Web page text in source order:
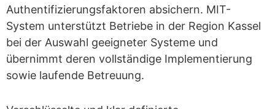
Authentifizierungsfaktoren absichern. MIT-
System unterstützt Betriebe in der Region Kassel
bei der Auswahl geeigneter Systeme und
übernimmt deren vollständige Implementierung
sowie laufende Betreuung.